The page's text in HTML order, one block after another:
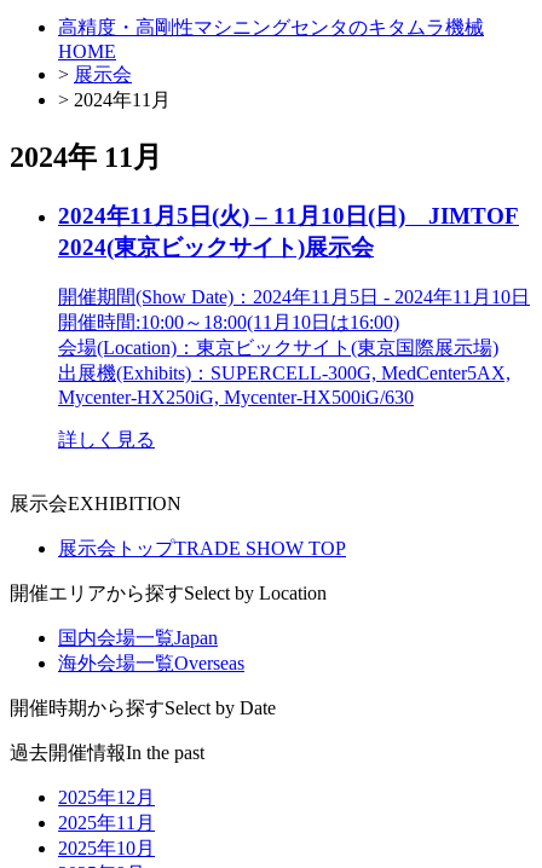
高精度・高剛性マシニングセンタのキタムラ機械
HOME
> 展示会
> 2024年11月
2024年 11月
2024年11月5日(火) – 11月10日(日) JIMTOF
2024(東京ビックサイト)展示会
開催期間(Show Date) ：2024年11月5日 - 2024年11月10日
開催時間:10:00～18:00(11月10日は16:00)
会場(Location) ：東京ビックサイト(東京国際展示場)
出展機(Exhibits) ：SUPERCELL-300G, MedCenter5AX,
Mycenter-HX250iG, Mycenter-HX500iG/630
詳しく見る
展示会EXHIBITION
展示会トップTRADE SHOW TOP
開催エリアから探すSelect by Location
国内会場一覧Japan
海外会場一覧Overseas
開催時期から探すSelect by Date
過去開催情報In the past
2025年12月
2025年11月
2025年10月